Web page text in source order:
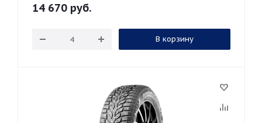
14 670 руб.
В корзину